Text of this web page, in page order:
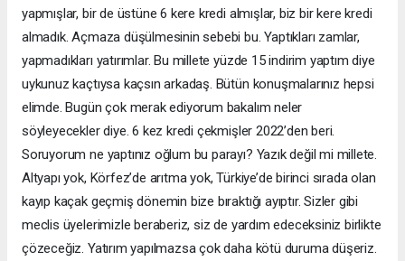
yapmışlar, bir de üstüne 6 kere kredi almışlar, biz bir kere kredi
almadık. Açmaza düşülmesinin sebebi bu. Yaptıkları zamlar,
yapmadıkları yatırımlar. Bu millete yüzde 15 indirim yaptım diye
uykunuz kaçtıysa kaçsın arkadaş. Bütün konuşmalarınız hepsi
elimde. Bugün çok merak ediyorum bakalım neler
söyleyecekler diye. 6 kez kredi çekmişler 2022’den beri.
Soruyorum ne yaptınız oğlum bu parayı? Yazık değil mi millete.
Altyapı yok, Körfez’de arıtma yok, Türkiye’de birinci sırada olan
kayıp kaçak geçmiş dönemin bize bıraktığı ayıptır. Sizler gibi
meclis üyelerimizle beraberiz, siz de yardım edeceksiniz birlikte
çözeceğiz. Yatırım yapılmazsa çok daha kötü duruma düşeriz.